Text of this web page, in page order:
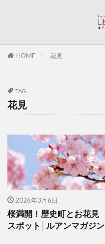
HOME 花見
TAG
花見
2026年3月6日
桜満開！歴史町とお花見
スポット│ルアンマガジン